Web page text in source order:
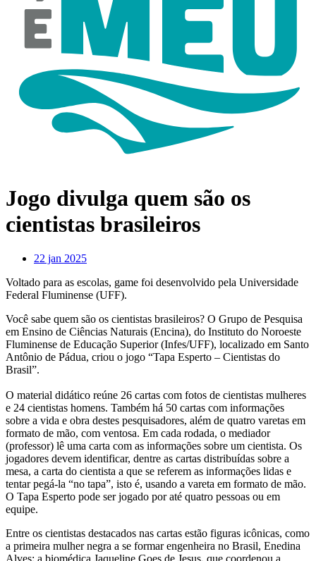
Jogo divulga quem são os
cientistas brasileiros
22 jan 2025
Voltado para as escolas, game foi desenvolvido pela Universidade
Federal Fluminense (UFF).
Você sabe quem são os cientistas brasileiros? O Grupo de Pesquisa
em Ensino de Ciências Naturais (Encina), do Instituto do Noroeste
Fluminense de Educação Superior (Infes/UFF), localizado em Santo
Antônio de Pádua, criou o jogo “Tapa Esperto – Cientistas do
Brasil”.
O material didático reúne 26 cartas com fotos de cientistas mulheres
e 24 cientistas homens. Também há 50 cartas com informações
sobre a vida e obra destes pesquisadores, além de quatro varetas em
formato de mão, com ventosa. Em cada rodada, o mediador
(professor) lê uma carta com as informações sobre um cientista. Os
jogadores devem identificar, dentre as cartas distribuídas sobre a
mesa, a carta do cientista a que se referem as informações lidas e
tentar pegá-la “no tapa”, isto é, usando a vareta em formato de mão.
O Tapa Esperto pode ser jogado por até quatro pessoas ou em
equipe.
Entre os cientistas destacados nas cartas estão figuras icônicas, como
a primeira mulher negra a se formar engenheira no Brasil, Enedina
Alves; a biomédica Jaqueline Goes de Jesus, que coordenou a